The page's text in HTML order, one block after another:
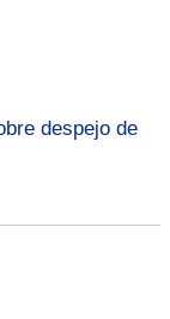
despejo de